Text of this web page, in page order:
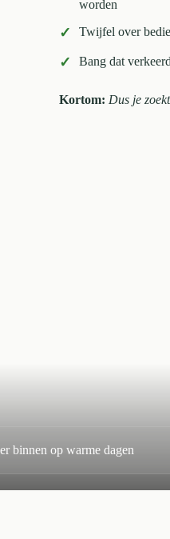
worden
✓ Twijfel over
✓ Bang dat
Kortom: Dus je
binnen op warme dagen